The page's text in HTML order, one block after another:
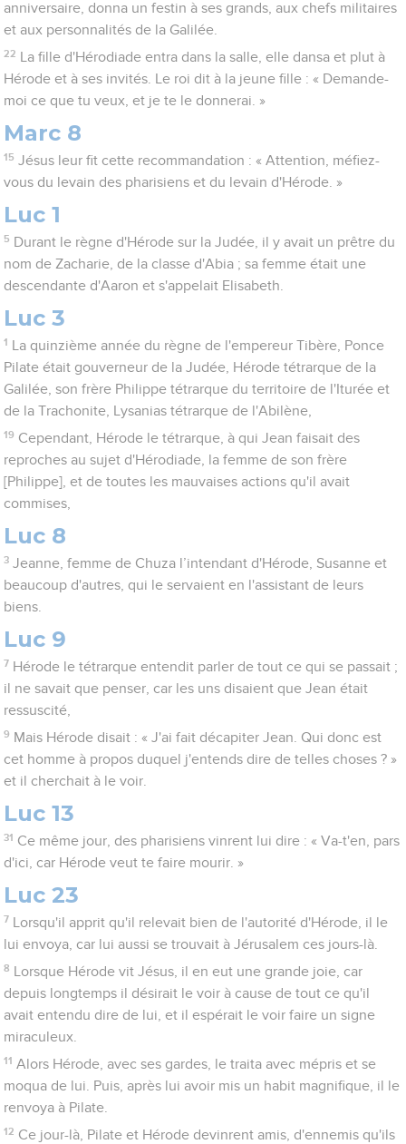
anniversaire, donna un festin à ses grands, aux chefs militaires
et aux personnalités de la Galilée.
22
La fille d'Hérodiade entra dans la salle, elle dansa et plut à
Hérode et à ses invités. Le roi dit à la jeune fille : « Demande-
moi ce que tu veux, et je te le donnerai. »
Marc 8
15 Jésus leur fit cette recommandation : « Attention, méfiez-
vous du levain des pharisiens et du levain d'Hérode. »
Luc 1
5 Durant le règne d'Hérode sur la Judée, il y avait un prêtre du
nom de Zacharie, de la classe d'Abia ; sa femme était une
descendante d'Aaron et s'appelait Elisabeth.
Luc 3
1
La quinzième année du règne de l'empereur Tibère, Ponce
Pilate était gouverneur de la Judée, Hérode tétrarque de la
Galilée, son frère Philippe tétrarque du territoire de l'Iturée et
de la Trachonite, Lysanias tétrarque de l'Abilène,
19 Cependant, Hérode le tétrarque, à qui Jean faisait des
reproches au sujet d'Hérodiade, la femme de son frère
[Philippe], et de toutes les mauvaises actions qu'il avait
commises,
Luc 8
3 Jeanne, femme de Chuza l’intendant d'Hérode, Susanne et
beaucoup d'autres, qui le servaient en l'assistant de leurs
biens.
Luc 9
7 Hérode le tétrarque entendit parler de tout ce qui se passait ;
il ne savait que penser, car les uns disaient que Jean était
ressuscité,
9 Mais Hérode disait : « J'ai fait décapiter Jean. Qui donc est
cet homme à propos duquel j'entends dire de telles choses ? »
et il cherchait à le voir.
Luc 13
31 Ce même jour, des pharisiens vinrent lui dire : « Va-t'en, pars
d'ici, car Hérode veut te faire mourir. »
Luc 23
7
Lorsqu'il apprit qu'il relevait bien de l'autorité d'Hérode, il le
lui envoya, car lui aussi se trouvait à Jérusalem ces jours-là.
8
Lorsque Hérode vit Jésus, il en eut une grande joie, car
depuis longtemps il désirait le voir à cause de tout ce qu'il
avait entendu dire de lui, et il espérait le voir faire un signe
miraculeux.
11 Alors Hérode, avec ses gardes, le traita avec mépris et se
moqua de lui. Puis, après lui avoir mis un habit magnifique, il le
renvoya à Pilate.
12 Ce jour-là, Pilate et Hérode devinrent amis, d'ennemis qu'ils